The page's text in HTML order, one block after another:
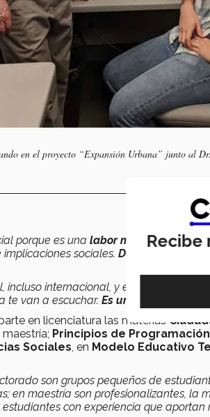
en el proyecto “Expansión Urbana” junto al
porque es una labor muy particular
sociales. Dar clases en el
incluso internacional, y es una
te van a escuchar. Es un lugar donde
en licenciatura las materias
Principios de
Sociales, en Modelo Educativo
son grupos pequeños de
en maestría son profesionalizantes, la
con experiencia que aportan
Recibe